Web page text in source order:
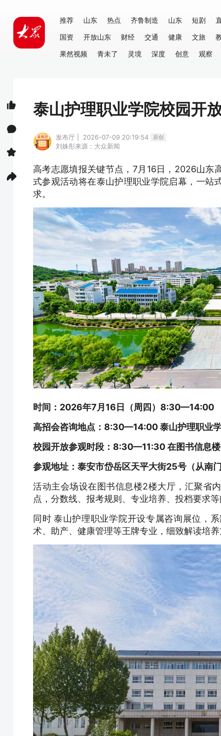
推荐 山东 热点 齐鲁制造 山东 短剧
国资
开放山东 财经 交通 健康 文旅
果然视频
青未了 灵境 深度 创意 观察
泰山护理职业学院校园开
发布厅 | 2026-07-09 20:19:54 原创
刘姝彤来源：大众新闻
高考志愿填报关键节点，7月16日，2026山东
式参观活动将在泰山护理职业学院启幕，一站
求。
时间：2026年7月16日（周四）8:30—14:00
高招会咨询地点：8:30—14:00 泰山护理职业
校园开放参观时段：8:30—11:30 在图书信息
参观地址：泰安市岱岳区天平大街25号（从南
活动主会场设在图书信息楼2楼大厅，汇聚省
点，分数线、报考规则、专业培养、投档要求
同时 泰山护理职业学院开设专属咨询展位，
术、助产、健康管理等王牌专业，细致解读培